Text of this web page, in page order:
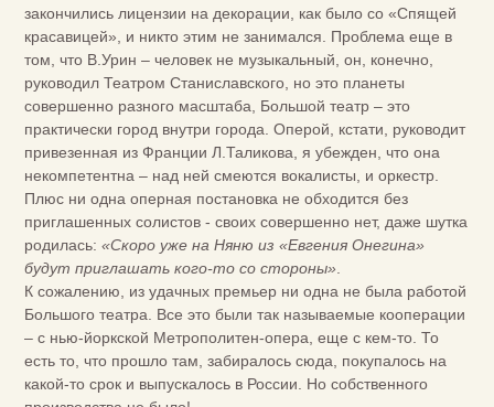
закончились лицензии на декорации, как было со «Спящей
красавицей», и никто этим не занимался. Проблема еще в
том, что В.Урин – человек не музыкальный, он, конечно,
руководил Театром Станиславского, но это планеты
совершенно разного масштаба, Большой театр – это
практически город внутри города. Оперой, кстати, руководит
привезенная из Франции Л.Таликова, я убежден, что она
некомпетентна – над ней смеются вокалисты, и оркестр.
Плюс ни одна оперная постановка не обходится без
приглашенных солистов - своих совершенно нет, даже шутка
родилась: «Скоро уже на Няню из «Евгения Онегина»
будут приглашать кого-то со стороны»
К сожалению, из удачных премьер ни одна не была работой
Большого театра. Все это были так называемые кооперации
– с нью-йоркской Метрополитен-опера, еще с кем-то. То
есть то, что прошло там, забиралось сюда, покупалось на
какой-то срок и выпускалось в России. Но собственного